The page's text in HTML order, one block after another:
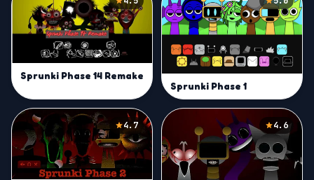
Sprunki Phase 14 Remake
Sprunki Phase 1
4.7 4.6